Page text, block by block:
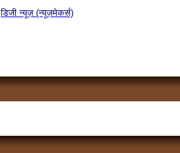
डिजी न्यूज़ (न्यूज़मेकर्स)